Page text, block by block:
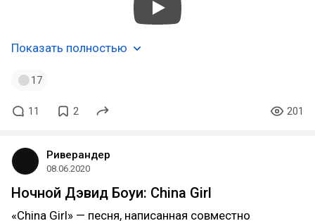
Показать полностью
17
11 2 201
Риверандер
08.06.2020
Ночной Дэвид Боуи: China Girl
«China Girl» — песня, написанная совместно